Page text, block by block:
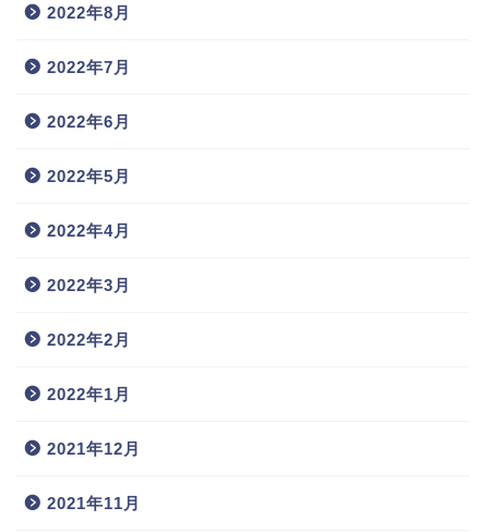
2022年8月
2022年7月
2022年6月
2022年5月
2022年4月
2022年3月
2022年2月
2022年1月
2021年12月
2021年11月